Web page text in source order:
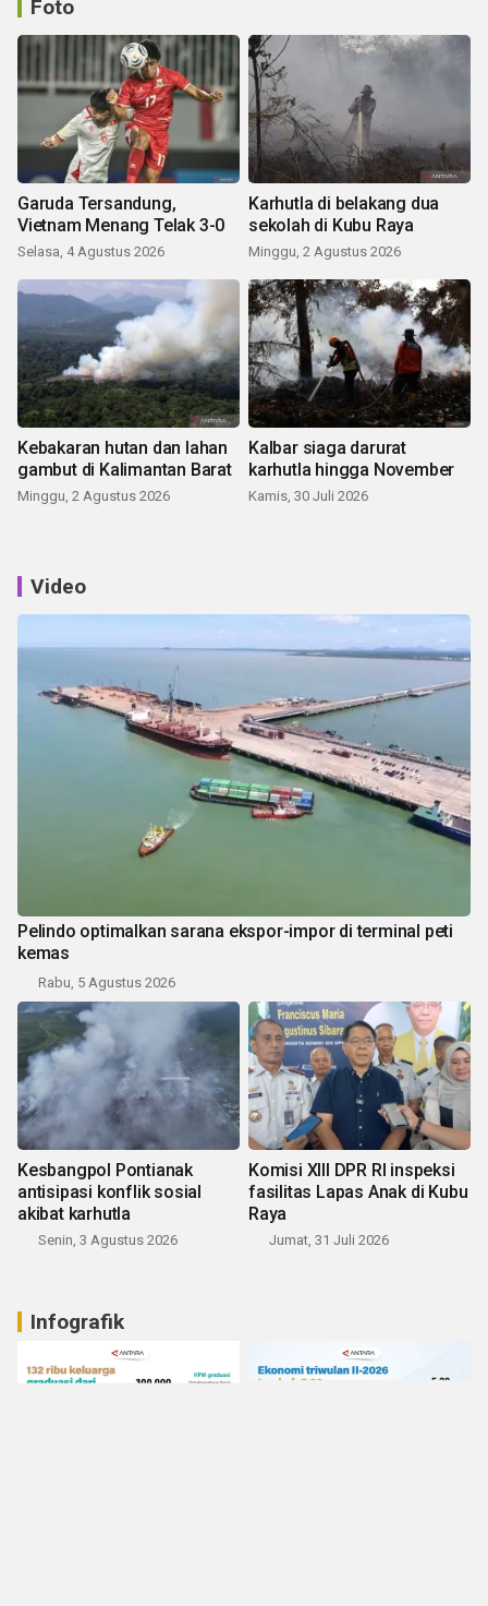
Foto
Garuda Tersandung,
Vietnam Menang Telak 3-0
Selasa, 4 Agustus 2026
Karhutla di belakang dua
sekolah di Kubu Raya
Minggu, 2 Agustus 2026
Kebakaran hutan dan lahan
gambut di Kalimantan Barat
Minggu, 2 Agustus 2026
Kalbar siaga darurat
karhutla hingga November
Kamis, 30 Juli 2026
Video
Pelindo optimalkan sarana ekspor-impor di terminal peti
kemas
Rabu, 5 Agustus 2026
Kesbangpol Pontianak
antisipasi konflik sosial
akibat karhutla
Senin, 3 Agustus 2026
Komisi XIII DPR RI inspeksi
fasilitas Lapas Anak di Kubu
Raya
Jumat, 31 Juli 2026
Infografik